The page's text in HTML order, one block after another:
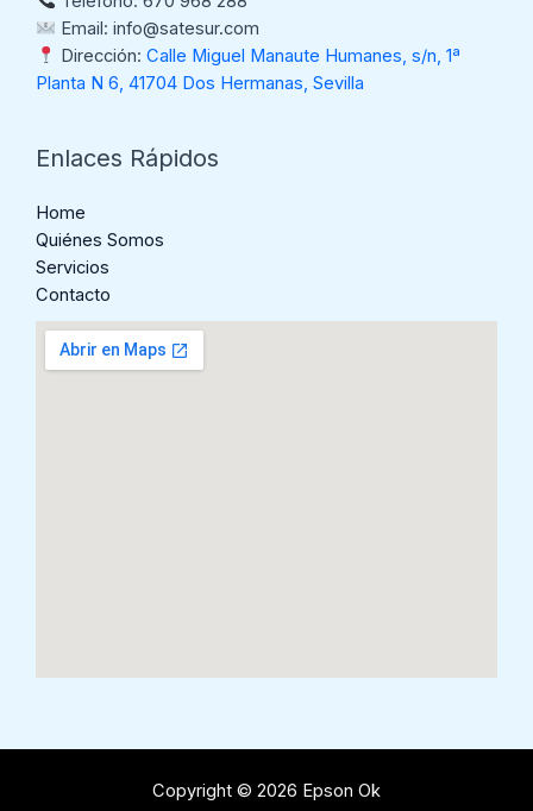
Email: info@satesur.com
Dirección: Calle Miguel Manaute Humanes, s/n, 1ª
Planta N 6, 41704 Dos Hermanas, Sevilla
Enlaces Rápidos
Home
Quiénes Somos
Servicios
Contacto
Copyright © 2026 Epson Ok